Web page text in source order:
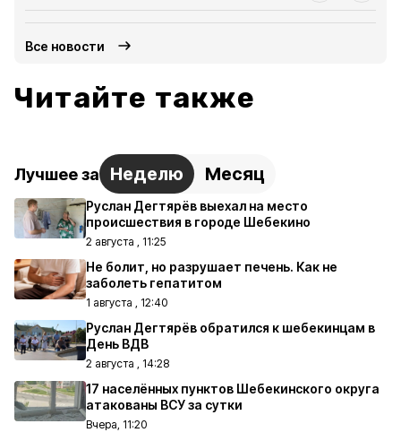
Все новости
Читайте также
Лучшее за Неделю Месяц
Руслан Дегтярёв выехал на место
происшествия в городе Шебекино
2 августа , 11:25
Не болит, но разрушает печень. Как не
заболеть гепатитом
1 августа , 12:40
Руслан Дегтярёв обратился к шебекинцам в
День ВДВ
2 августа , 14:28
17 населённых пунктов Шебекинского округа
атакованы ВСУ за сутки
Вчера, 11:20